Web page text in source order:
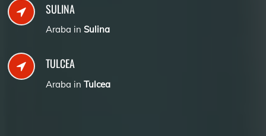
SULINA
Araba in Sulina
TULCEA
Araba in Tulcea